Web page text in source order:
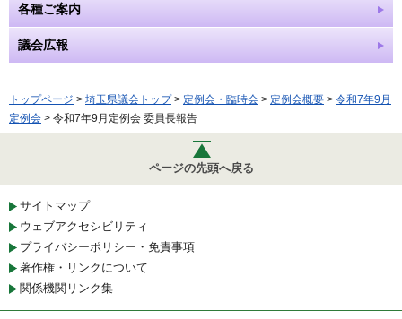
各種ご案内
議会広報
トップページ > 埼玉県議会トップ> 定例会・臨時会 > 定例会概要 > 令和7年9月
定例会 > 令和7年9月定例会 委員長報告
ページの先頭へ戻る
サイトマップ
ウェブアクセシビリティ
プライバシーポリシー・免責事項
著作権・リンクについて
関係機関リンク集